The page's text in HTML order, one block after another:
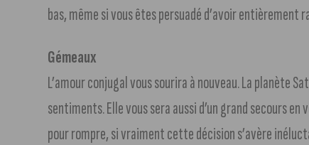
bas, même si vous êtes persuadé d’avoir entièrement
Gémeaux
L’amour conjugal vous sourira à nouveau. La planète
sentiments. Elle vous sera aussi d’un grand secours
pour rompre, si vraiment cette décision s’avère